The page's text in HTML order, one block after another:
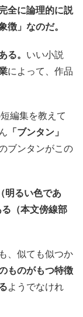
全に論理的に説
徴」なのだ。
る。 いい小説
によって、作品
編集を教えて
「ブンタン」
ブンタンがこの
るい色であ
（本文傍線部
、似ても似つか
ものがもつ特徴
ようでなけれ